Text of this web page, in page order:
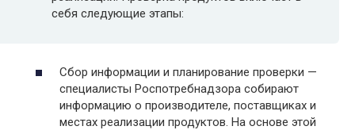
себя следующие этапы:
Сбор информации и планирование проверки —
специалисты Роспотребнадзора собирают
информацию о производителе, поставщиках и
местах реализации продуктов. На основе этой